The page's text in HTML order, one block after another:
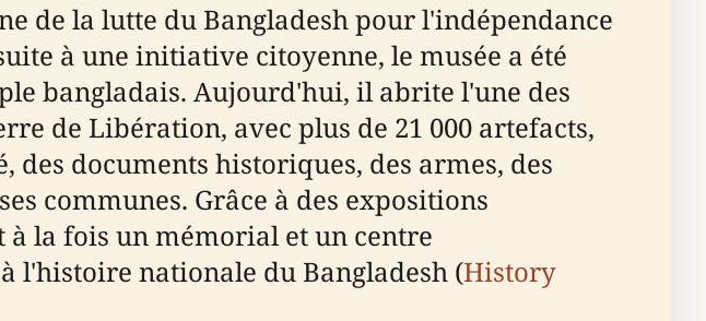
de la lutte du Bangladesh pour l'indépendance
à une initiative citoyenne, le musée a été
bangladais. Aujourd'hui, il abrite l'une des
de Libération, avec plus de 21 000 artefacts,
documents historiques, des armes, des
communes. Grâce à des expositions
à la fois un mémorial et un centre
l'histoire nationale du Bangladesh (History